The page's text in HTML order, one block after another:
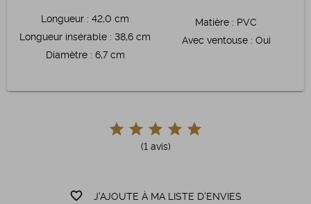
(1 avis)
favorite_border J'AJOUTE À MA LISTE D'ENVIES
Longueur : 42,0 cm
Longueur insérable : 38,6 cm
Diamètre: 6,7 cm
Matière : PVC
Avec ventouse: Oui